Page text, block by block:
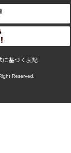
に基づく表記
Reserved.